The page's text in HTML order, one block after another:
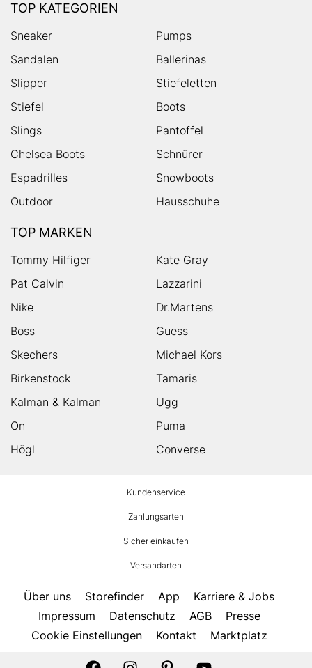
TOP KATEGORIEN
Sneaker
Pumps
Sandalen
Ballerinas
Slipper
Stiefeletten
Stiefel
Boots
Slings
Pantoffel
Chelsea Boots
Schnürer
Espadrilles
Snowboots
Outdoor
Hausschuhe
TOP MARKEN
Tommy Hilfiger
Kate Gray
Pat Calvin
Lazzarini
Nike
Dr.Martens
Boss
Guess
Skechers
Michael Kors
Birkenstock
Tamaris
Kalman & Kalman
Ugg
On
Puma
Högl
Converse
Kundenservice
Zahlungsarten
Sicher einkaufen
Versandarten
Über uns Storefinder App
Karriere & Jobs
Impressum
Datenschutz AGB
Presse
Cookie Einstellungen
Kontakt Marktplatz